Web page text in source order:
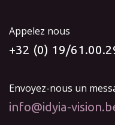
Appelez nous
+32 (0) 19/
Envoyez-nous un
info@idyia-